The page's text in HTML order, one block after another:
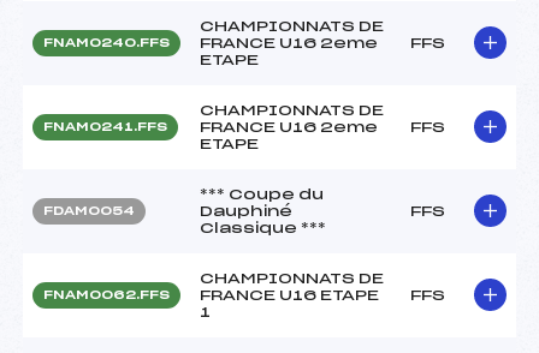
FNAM0240.FFS
CHAMPIONNATS DE
FRANCE U16 2eme
ETAPE
FFS
FNAM0241.FFS
CHAMPIONNATS DE
FRANCE U16 2eme
ETAPE
FFS
FDAM0054
*** Coupe du
Dauphiné
Classique ***
FFS
FNAM0062.FFS
CHAMPIONNATS DE
FRANCE U16 ETAPE
1
FFS